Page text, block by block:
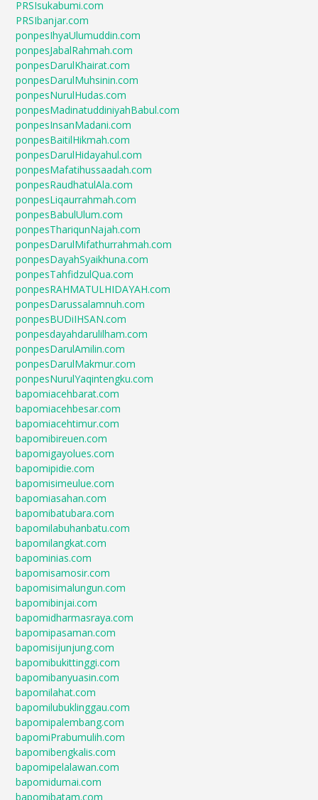
PRSIsukabumi.com
PRSIbanjar.com
ponpesIhyaUlumuddin.com
ponpesJabalRahmah.com
ponpesDarulKhairat.com
ponpesDarulMuhsinin.com
ponpesNurulHudas.com
ponpesMadinatuddiniyahBabul.com
ponpesInsanMadani.com
ponpesBaitilHikmah.com
ponpesDarulHidayahul.com
ponpesMafatihussaadah.com
ponpesRaudhatulAla.com
ponpesLiqaurrahmah.com
ponpesBabulUlum.com
ponpesThariqunNajah.com
ponpesDarulMifathurrahmah.com
ponpesDayahSyaikhuna.com
ponpesTahfidzulQua.com
ponpesRAHMATULHIDAYAH.com
ponpesDarussalamnuh.com
ponpesBUDiIHSAN.com
ponpesdayahdarulilham.com
ponpesDarulAmilin.com
ponpesDarulMakmur.com
ponpesNurulYaqintengku.com
bapomiacehbarat.com
bapomiacehbesar.com
bapomiacehtimur.com
bapomibireuen.com
bapomigayolues.com
bapomipidie.com
bapomisimeulue.com
bapomiasahan.com
bapomibatubara.com
bapomilabuhanbatu.com
bapomilangkat.com
bapominias.com
bapomisamosir.com
bapomisimalungun.com
bapomibinjai.com
bapomidharmasraya.com
bapomipasaman.com
bapomisijunjung.com
bapomibukittinggi.com
bapomibanyuasin.com
bapomilahat.com
bapomilubuklinggau.com
bapomipalembang.com
bapomiPrabumulih.com
bapomibengkalis.com
bapomipelalawan.com
bapomidumai.com
bapomibatam.com